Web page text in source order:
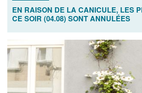
EN RAISON DE LA CANICULE, LES
CE SOIR (04.08) SONT ANNULÉES